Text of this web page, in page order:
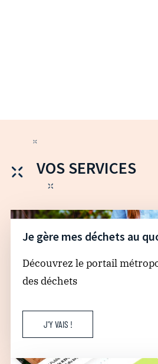
VOS SERVICES
Je gère mes déchets au
Découvrez le portail
des déchets
J'Y VAIS !